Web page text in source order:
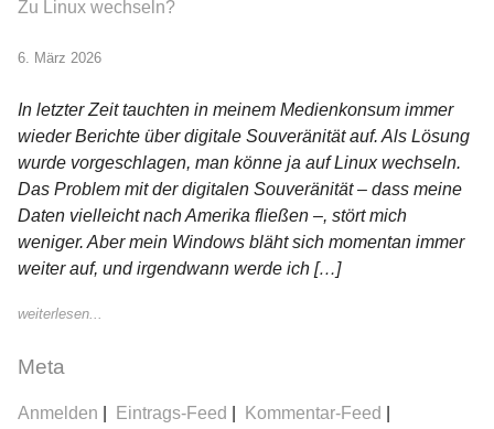
Zu Linux wechseln?
6. März 2026
In letzter Zeit tauchten in meinem Medienkonsum immer
wieder Berichte über digitale Souveränität auf. Als Lösung
wurde vorgeschlagen, man könne ja auf Linux wechseln.
Das Problem mit der digitalen Souveränität – dass meine
Daten vielleicht nach Amerika fließen –, stört mich
weniger. Aber mein Windows bläht sich momentan immer
weiter auf, und irgendwann werde ich […]
weiterlesen...
Meta
Anmelden Eintrags-Feed
Kommentar-Feed